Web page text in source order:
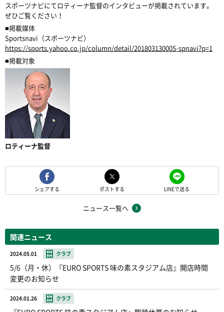
スポーツナビにてロティーナ監督のインタビューが掲載されています。
ぜひご覧ください！
■掲載媒体
Sportsnavi（スポーツナビ）
https://sports.yahoo.co.jp/column/detail/201803130005-spnavi?p=1
■掲載対象
ロティーナ監督
シェアする ポストする LINEで送る
ニュース一覧へ
関連ニュース
2024.05.01 クラブ
5/6（月・休）『EURO SPORTS 味の素スタジアム店』開店時間
変更のお知らせ
2024.01.26 クラブ